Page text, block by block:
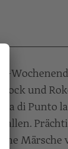
und
di Punto
Märsche